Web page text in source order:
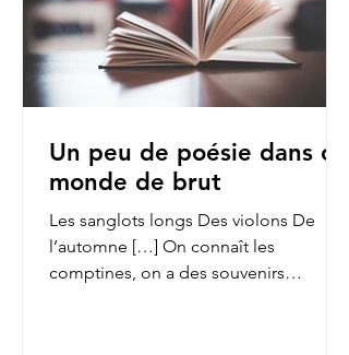
Un peu de poésie dans ce
monde de brut
Les sanglots longs Des violons De
l’automne […] On connaît les
comptines, on a des souvenirs